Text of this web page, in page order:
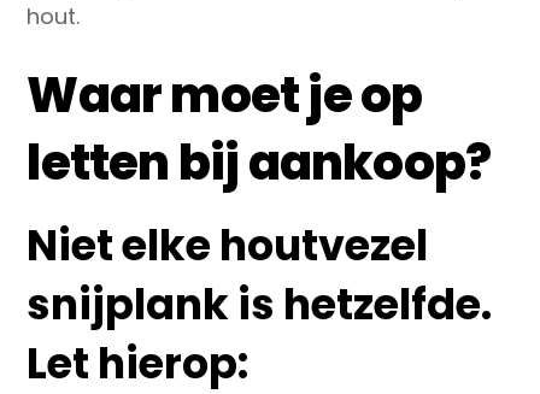
hout.
Waar moet je op
letten bij aankoop?
Niet elke houtvezel
snijplank is hetzelfde.
Let hierop: